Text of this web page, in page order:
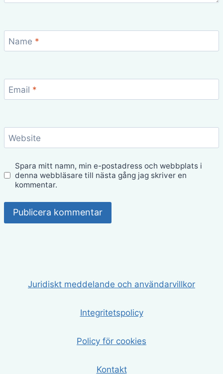
Name *
Email *
Website
Spara mitt namn, min e-postadress och webbplats i
denna webbläsare till nästa gång jag skriver en
kommentar.
Juridiskt meddelande och användarvillkor
Integritetspolicy
Policy för cookies
Kontakt